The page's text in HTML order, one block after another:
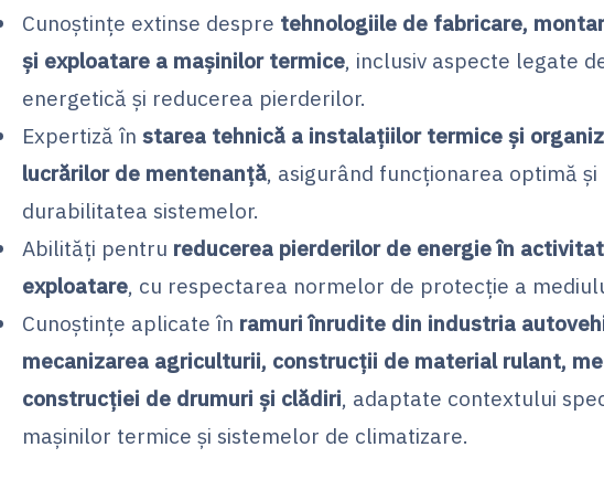
Cunoștințe extinse despre tehnologiile de fabricare,
și exploatare a mașinilor termice, inclusiv aspecte legate
energetică și reducerea pierderilor.
Expertiză în starea tehnică a instalațiilor termice și
lucrărilor de mentenanță, asigurând funcționarea optimă și
durabilitatea sistemelor.
Abilități pentru reducerea pierderilor de energie în
exploatare, cu respectarea normelor de protecție a
Cunoștințe aplicate în ramuri înrudite din industria
mecanizarea agriculturii, construcții de material rulant,
construcției de drumuri și clădiri, adaptate contextului
mașinilor termice și sistemelor de climatizare.